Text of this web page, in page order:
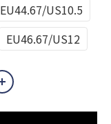
EU44.67/US10.5
EU46.67/US12